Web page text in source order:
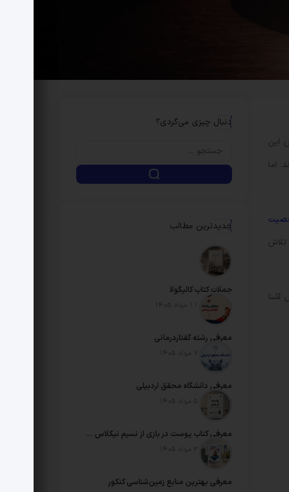
این
اما
تلاش
آشنا
دنبال چیزی می‌گردی؟
جدیدترین مطالب
جملات کتاب کالیگولا
تاریخ انتشار: 11 مرداد 1405
معرفی رشته گفتاردرمانی
تاریخ انتشار: 7 مرداد 1405
معرفی دانشگاه محقق اردبیلی
تاریخ انتشار: 5 مرداد 1405
معرفی کتاب پوست در بازی از نسیم نیکلاس طالب
تاریخ انتشار: 3 مرداد 1405
معرفی بهترین منابع زمین‌شناسی کنکور